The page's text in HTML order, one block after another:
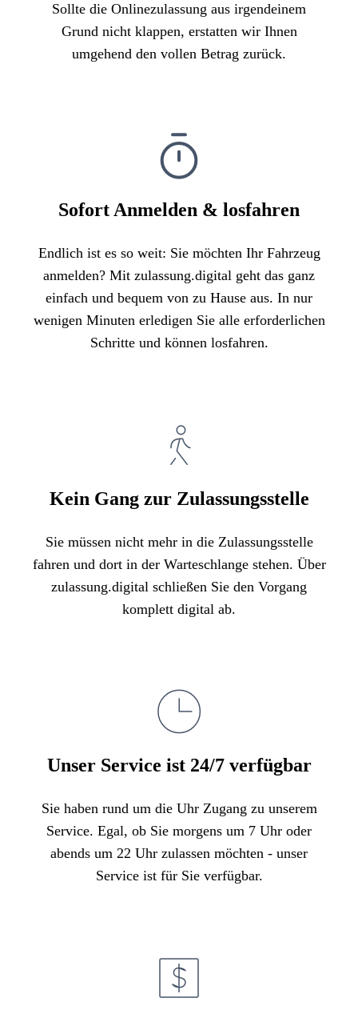
Sollte die Onlinezulassung aus irgendeinem
Grund nicht klappen, erstatten wir Ihnen
umgehend den vollen Betrag zurück.
Sofort Anmelden & losfahren
Endlich ist es so weit: Sie möchten Ihr Fahrzeug
anmelden? Mit zulassung.digital geht das ganz
einfach und bequem von zu Hause aus. In nur
wenigen Minuten erledigen Sie alle erforderlichen
Schritte und können losfahren.
Kein Gang zur Zulassungsstelle
Sie müssen nicht mehr in die Zulassungsstelle
fahren und dort in der Warteschlange stehen. Über
zulassung.digital schließen Sie den Vorgang
komplett digital ab.
Unser Service ist 24/7 verfügbar
Sie haben rund um die Uhr Zugang zu unserem
Service. Egal, ob Sie morgens um 7 Uhr oder
abends um 22 Uhr zulassen möchten - unser
Service ist für Sie verfügbar.